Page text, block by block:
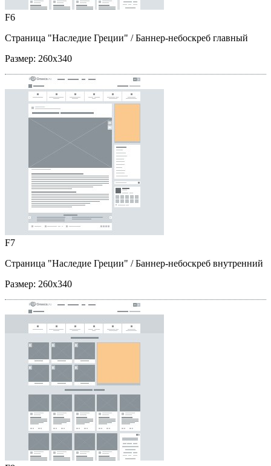
F6
Страница "Наследие Греции" / Баннер-небоскреб главный
Размер: 260x340
F7
Страница "Наследие Греции" / Баннер-небоскреб внутренний
Размер: 260x340